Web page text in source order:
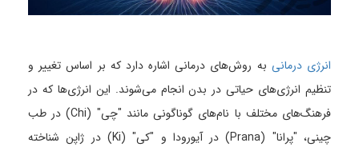
انرژی درمانی به روش‌های درمانی اشاره دارد که بر اساس تغییر و
تنظیم انرژی‌های حیاتی در بدن انجام می‌شوند. این انرژی‌ها که در
فرهنگ‌های مختلف با نام‌های گوناگونی مانند "چی" (Chi) در طب
چینی، "پرانا" (Prana) در آیورودا و "کی" (Ki) در ژاپن شناخته